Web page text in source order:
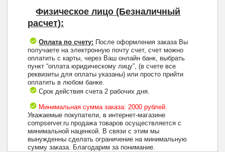
Физическое лицо (Безналичный
расчет):
Оплата по счету: После оформления заказа Вы
получаете на электронную почту счет, счет можно
оплатить с карты, через Ваш онлайн банк, выбрать
пункт “оплата юридическому лицу”, (в счете все
реквизиты для оплаты указаны) или просто прийти
оплатить в любом банке.
Срок действия счета 2 рабочих дня.
Минимальная сумма заказа: 2000 рублей.
Уважаемые покупатели, в интернет-магазине
compserver.ru продажа товаров осуществляется с
минимальной наценкой. В связи с этим мы
вынужденны сделать ограничение на минимальную
сумму заказа. Благодарим за понимание.
+7 (495) 223-13-47